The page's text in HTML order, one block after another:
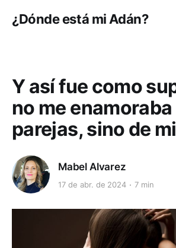
¿Dónde está mi Adán?
Y así fue como
no me
parejas, sino de
Mabel Alvarez
17 de abr. de 2024 7 min